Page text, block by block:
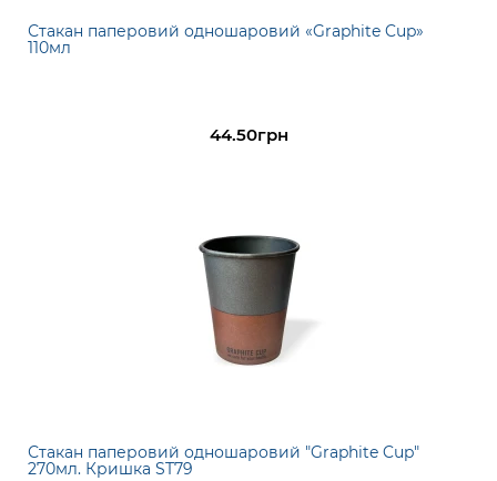
Стакан паперовий одношаровий «Graphite Cup»
110мл
44.50грн
Стакан паперовий одношаровий "Graphite Cup"
270мл. Кришка ST79